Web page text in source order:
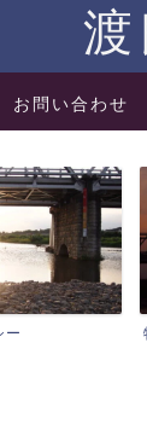
お問い合わせ
ー